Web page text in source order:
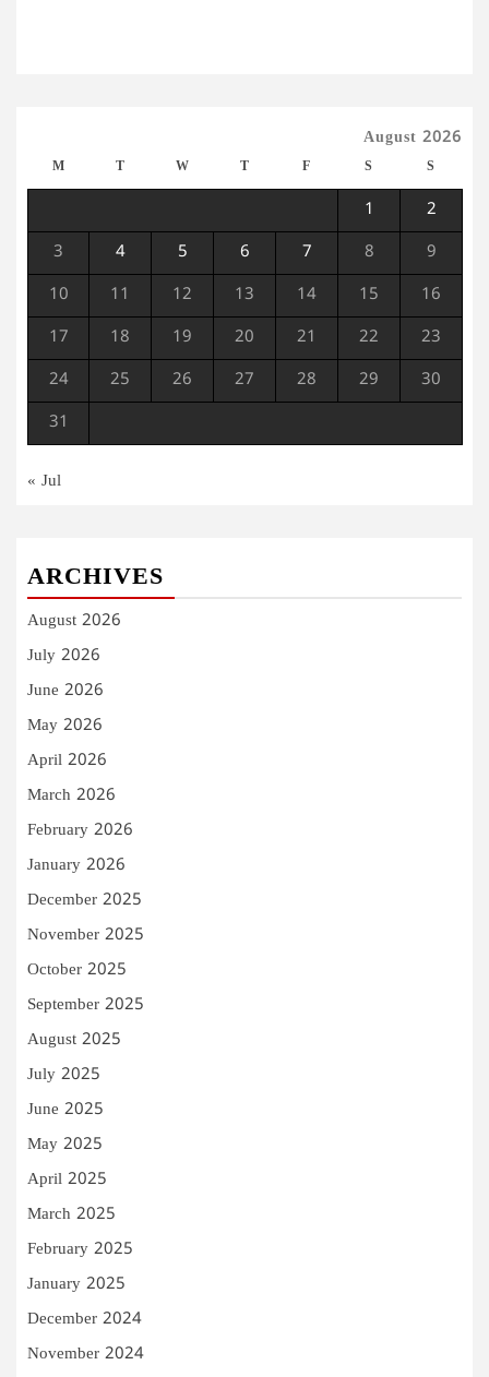
August 2026
M T W T F S S
1 2
3 4 5 6 7 8 9
10 11 12 13 14 15 16
17 18 19 20 21 22 23
24 25 26 27 28 29 30
31
« Jul
ARCHIVES
August 2026
July 2026
June 2026
May 2026
April 2026
March 2026
February 2026
January 2026
December 2025
November 2025
October 2025
September 2025
August 2025
July 2025
June 2025
May 2025
April 2025
March 2025
February 2025
January 2025
December 2024
November 2024